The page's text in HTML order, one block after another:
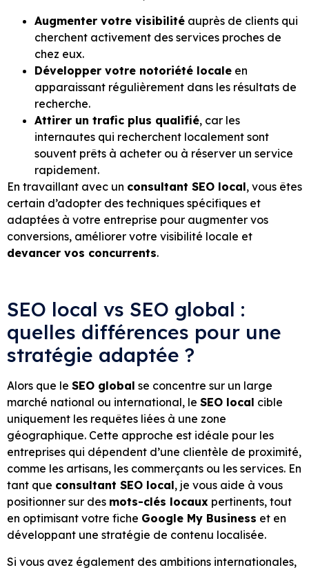
Augmenter votre visibilité auprès de clients qui
cherchent activement des services proches de
chez eux.
Développer votre notoriété locale en
apparaissant régulièrement dans les résultats de
recherche.
Attirer un trafic plus qualifié, car les
internautes qui recherchent localement sont
souvent prêts à acheter ou à réserver un service
rapidement.
En travaillant avec un consultant SEO local, vous êtes
certain d’adopter des techniques spécifiques et
adaptées à votre entreprise pour augmenter vos
conversions, améliorer votre visibilité locale et
devancer vos concurrents.
SEO local vs SEO global :
quelles différences pour une
stratégie adaptée ?
Alors que le SEO global se concentre sur un large
marché national ou international, le SEO local cible
uniquement les requêtes liées à une zone
géographique. Cette approche est idéale pour les
entreprises qui dépendent d’une clientèle de proximité,
comme les artisans, les commerçants ou les services. En
tant que consultant SEO local, je vous aide à vous
positionner sur des mots-clés locaux pertinents, tout
en optimisant votre fiche Google My Business et en
développant une stratégie de contenu localisée.
Si vous avez également des ambitions internationales,